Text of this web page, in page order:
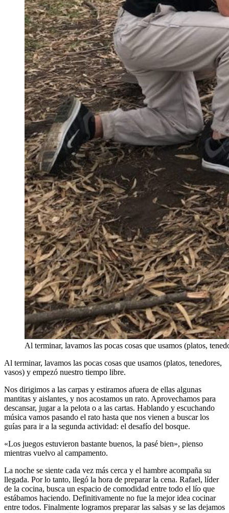
Al terminar, lavamos las pocas cosas que usamos (platos,
Al terminar, lavamos las pocas cosas que usamos (platos, tenedores,
vasos) y empezó nuestro tiempo libre.
Nos dirigimos a las carpas y estiramos afuera de ellas algunas
mantitas y aislantes, y nos acostamos un rato. Aprovechamos para
descansar, jugar a la pelota o a las cartas. Hablando y escuchando
música vamos pasando el rato hasta que nos vienen a buscar los
guías para ir a la segunda actividad: el desafío del bosque.
«Los juegos estuvieron bastante buenos, la pasé bien», pienso
mientras vuelvo al campamento.
La noche se siente cada vez más cerca y el hambre acompaña su
llegada. Por lo tanto, llegó la hora de preparar la cena. Rafael, líder
de la cocina, busca un espacio de comodidad entre todo el lío que
estábamos haciendo. Definitivamente no fue la mejor idea cocinar
entre todos. Finalmente logramos preparar las salsas y se las dejamos